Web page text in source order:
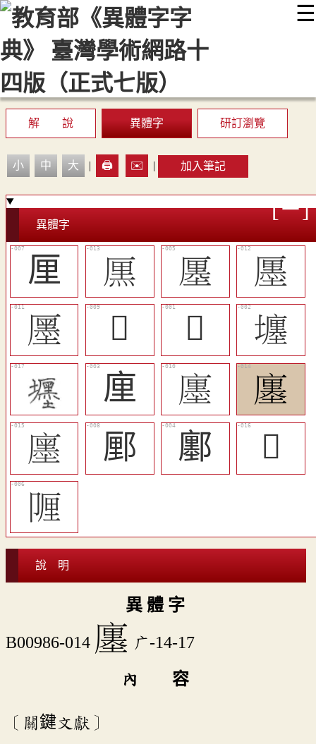
☰
::: 最新消息 常見問題 編輯說明
顯示模式
網站導覽
解 說 異體字 研訂瀏覽
小 中 大 | 🖨️ ✉️ | 加入筆記
異體字
厘 󷞾 󷞹
󷞽
󷞼
󴡃 𡏂
㙻
㢆
󷞻
󷞿
󷟀
䣑 鄽
𨷅
󷞺
說 明
異 體 字
B00986-014 󷞿 广-14-17
內 容
〔關鍵文獻〕